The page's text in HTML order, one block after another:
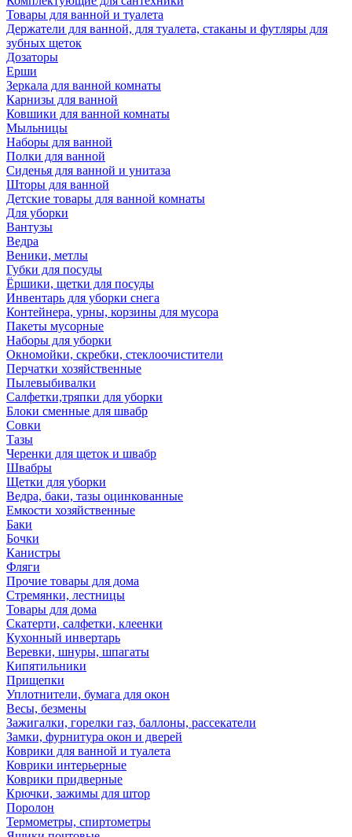
Товары для ванной и туалета
Держатели для ванной, для туалета, стаканы и футляры для
зубных щеток
Дозаторы
Ерши
Зеркала для ванной комнаты
Карнизы для ванной
Ковшики для ванной комнаты
Мыльницы
Наборы для ванной
Полки для ванной
Сиденья для ванной и унитаза
Шторы для ванной
Детские товары для ванной комнаты
Для уборки
Вантузы
Ведра
Веники, метлы
Губки для посуды
Ёршики, щетки для посуды
Инвентарь для уборки снега
Контейнера, урны, корзины для мусора
Пакеты мусорные
Наборы для уборки
Окномойки, скребки, стеклоочистители
Перчатки хозяйственные
Пылевыбивалки
Салфетки,тряпки для уборки
Блоки сменные для швабр
Совки
Тазы
Черенки для щеток и швабр
Швабры
Щетки для уборки
Ведра, баки, тазы оцинкованные
Емкости хозяйственные
Баки
Бочки
Канистры
Фляги
Прочие товары для дома
Стремянки, лестницы
Товары для дома
Скатерти, салфетки, клеенки
Кухонный инвертарь
Веревки, шнуры, шпагаты
Кипятильники
Прищепки
Уплотнители, бумага для окон
Весы, безмены
Зажигалки, горелки газ, баллоны, рассекатели
Замки, фурнитура окон и дверей
Коврики для ванной и туалета
Коврики интерьерные
Коврики придверные
Крючки, зажимы для штор
Поролон
Термометры, спиртометры